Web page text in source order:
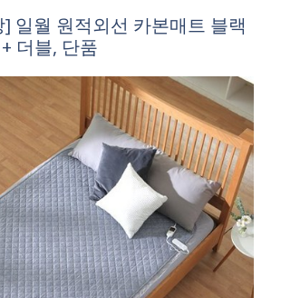
일월 원적외선 카본매트 블랙
더블, 단품